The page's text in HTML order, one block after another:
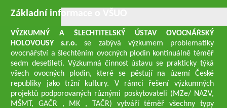
Základní informace o VŠUO
VÝZKUMNÝ A ŠLECHTITELSKÝ ÚSTAV OVOCNÁŘSKÝ
HOLOVOUSY s.r.o.se zabývá výzkumem problematiky
ovocnářství a šlechtěním ovocných plodin kontinuálně téměř
sedm desetiletí. Výzkumná činnost ústavu se prakticky týká
všech ovocných plodin, které se pěstují na území České
republiky jako tržní kultury. V rámci řešení výzkumných
projektů podporovaných různými poskytovateli (MZe/ NAZV,
MŠMT, GAČR , MK , TAČR) vytváří téměř všechny typy